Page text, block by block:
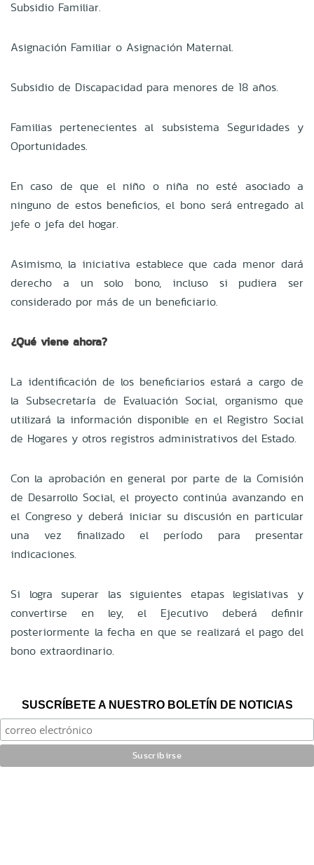
Subsidio Familiar.
Asignación Familiar o Asignación Maternal.
Subsidio de Discapacidad para menores de 18 años.
Familias pertenecientes al subsistema Seguridades y
Oportunidades.
En caso de que el niño o niña no esté asociado a
ninguno de estos beneficios, el bono será entregado al
jefe o jefa del hogar.
Asimismo, la iniciativa establece que cada menor dará
derecho a un solo bono, incluso si pudiera ser
considerado por más de un beneficiario.
¿Qué viene ahora?
La identificación de los beneficiarios estará a cargo de
la Subsecretaría de Evaluación Social, organismo que
utilizará la información disponible en el Registro Social
de Hogares y otros registros administrativos del Estado.
Con la aprobación en general por parte de la Comisión
de Desarrollo Social, el proyecto continúa avanzando en
el Congreso y deberá iniciar su discusión en particular
una vez finalizado el período para presentar
indicaciones.
Si logra superar las siguientes etapas legislativas y
convertirse en ley, el Ejecutivo deberá definir
posteriormente la fecha en que se realizará el pago del
bono extraordinario.
SUSCRÍBETE A NUESTRO BOLETÍN DE NOTICIAS